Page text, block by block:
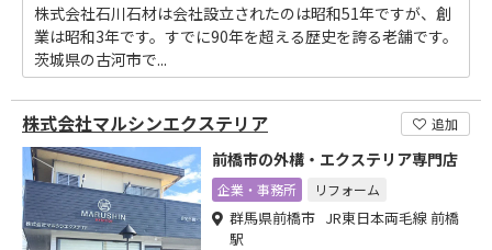
株式会社石川石材は会社設立されたのは昭和51年ですが、創
業は昭和3年です。すでに90年を超える歴史を誇る老舗です。
茨城県の古河市で...
株式会社マルシンエクステリア 追加
前橋市の外構・エクステリア専門店
企業・事務所 リフォーム
群馬県前橋市 JR東日本両毛線 前橋
駅